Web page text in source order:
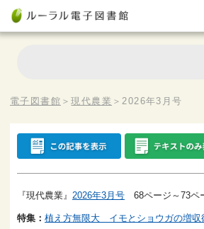
電子図書館 ＞現代農業 ＞2026年3月号
『現代農業』 2026年3月号 68ページ～73ペ
特集： 植え方無限大 イモとショウガの増収